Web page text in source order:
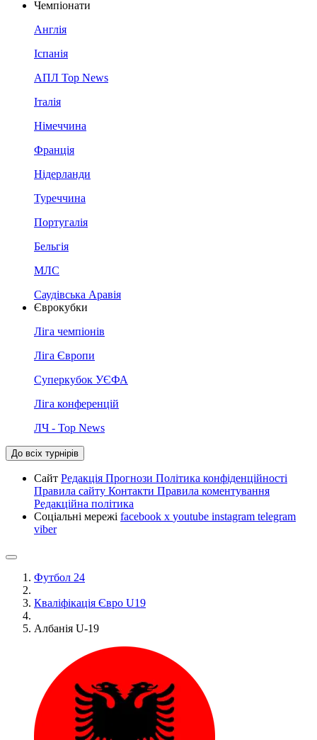
Чемпіонати
Англія
Іспанія
АПЛ Top News
Італія
Німеччина
Франція
Нідерланди
Туреччина
Португалія
Бельгія
МЛС
Саудівська Аравія
Єврокубки
Ліга чемпіонів
Ліга Європи
Суперкубок УЄФА
Ліга конференцій
ЛЧ - Top News
До всіх турнірів
Сайт Редакція Прогнози Політика конфіденційності
Правила сайту Контакти Правила коментування
Редакційна політика
Соціальні мережі facebook x youtube instagram telegram
viber
Футбол 24
Кваліфікація Євро U19
Албанія U-19